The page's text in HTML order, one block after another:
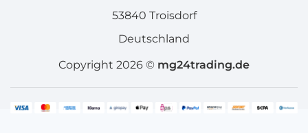
53840 Troisdorf
Deutschland
Copyright 2026 © mg24trading.de